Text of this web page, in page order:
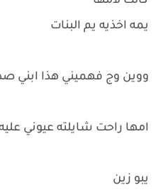
يمه اخذيه يم البنات
ووين وج فهميني هذا ابني
امها راحت شايلته عيوني
يبو زين